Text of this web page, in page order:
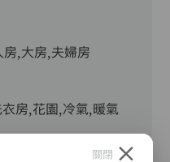
,大房,夫婦房
房,花園,冷氣,暖氣
關閉